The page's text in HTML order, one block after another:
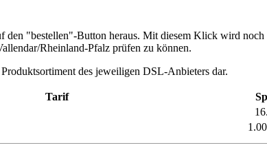
"bestellen"-Button heraus. Mit diesem Klick wird
Rheinland-Pfalz prüfen zu können.
des jeweiligen DSL-Anbieters dar.
Tarif